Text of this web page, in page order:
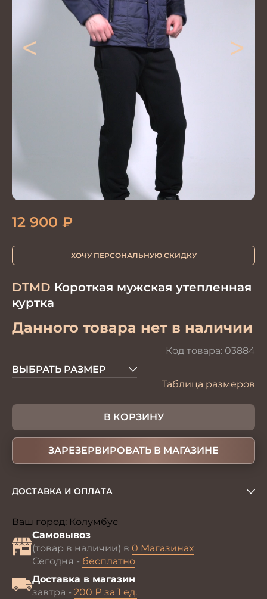
< >
DTMD Короткая мужская утепленная
куртка
Данного товара нет в наличии
Код товара: 03884
12 900 ₽
ХОЧУ ПЕРСОНАЛЬНУЮ СКИДКУ
ВЫБРАТЬ РАЗМЕР
Таблица размеров
В КОРЗИНУ
ЗАРЕЗЕРВИРОВАТЬ В МАГАЗИНЕ
ДОСТАВКА И ОПЛАТА
Ваш город: Колумбус
Самовывоз
(товар в наличии) в 0 Магазинах
Сегодня - бесплатно
Доставка в магазин
завтра - 200 ₽ за 1 ед.